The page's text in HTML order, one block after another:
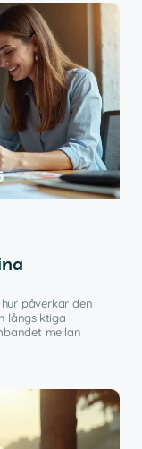
påverkar den
långsiktiga
mellan